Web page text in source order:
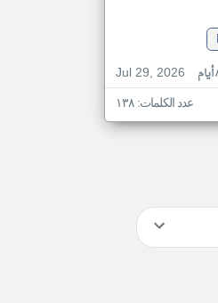
Jul 29, 2026
عدد الكلمات: ١٣٨